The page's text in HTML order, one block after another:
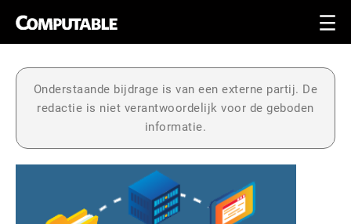
Onderstaande bijdrage is van een externe partij. De
redactie is niet verantwoordelijk voor de geboden
informatie.